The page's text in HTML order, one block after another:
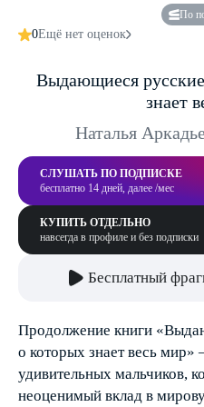
По
0Ещё нет оценок
Выдающиеся
знает
Наталья
СЛУШАТЬ ПО ПОДПИСКЕ
бесплатно 14 дней, далее /мес
КУПИТЬ ОТДЕЛЬНО
навсегда в профиле и без подписки
Бесплатный
Продолжение книги
о которых знает весь
удивительных мальчиков,
неоценимый вклад в